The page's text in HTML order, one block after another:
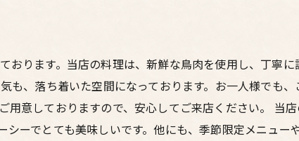
ります。当店の料理は、新鮮な鳥肉を使用し、丁寧に
も、落ち着いた空間になっております。お一人様でも
意しておりますので、安心してご来店ください。 当
ーでとても美味しいです。他にも、季節限定メニュー